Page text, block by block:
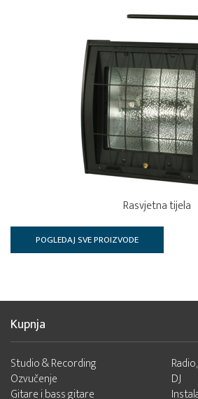
Rasvjetna tijela
POGLEDAJ SVE PROIZVODE
Kupnja
Studio & Recording
Ozvučenje
Gitare i bass gitare
DJ